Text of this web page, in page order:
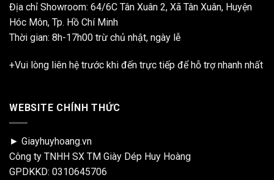
Địa chỉ Showroom: 64/6C Tân Xuân 2, Xã Tân Xuân, Huyện
Hóc Môn, Tp. Hồ Chí Minh
Thời gian: 8h-17h00 trừ chủ nhật, ngày lễ
+Vui lòng liên hệ trước khi đến trực tiếp để hỗ trợ nhanh nhất
WEBSITE CHÍNH THỨC
► Giayhuyhoang.vn
Công ty TNHH SX TM Giày Dép Huy Hoàng
GPDKKD: 0310645706